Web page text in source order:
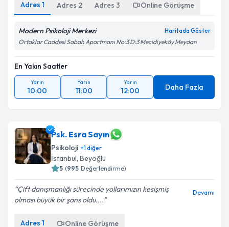
Adres 1 Adres 2 Adres 3 Online Görüşme
Modern Psikoloji Merkezi Haritada Göster
Ortaklar Caddesi Sabah Apartmanı No:3 D:3 Mecidiyeköy Meydan
En Yakın Saatler
Yarın
10:00
Yarın
11:00
Yarın
12:00 Daha Fazla
Psk. Esra Sayın
Psikoloji +1diğer
İstanbul, Beyoğlu
5 (995 Değerlendirme)
Çift danışmanlığı sürecinde yollarımızın kesişmiş
olması büyük bir şans oldu....
Devamı
Adres 1 Online Görüşme